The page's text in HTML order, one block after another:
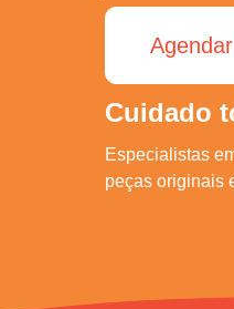
Cuidado
Especialistas
peças originais